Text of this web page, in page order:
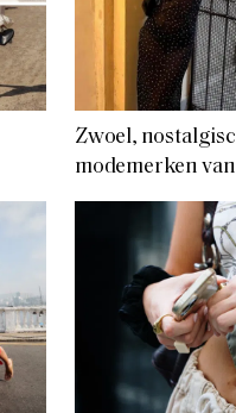
Zwoel,
modemerken